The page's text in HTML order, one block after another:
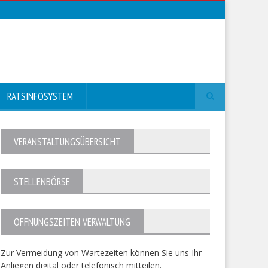
RATSINFOSYSTEM
VERANSTALTUNGSÜBERSICHT
STELLENBÖRSE
ÖFFNUNGSZEITEN VERWALTUNG
Zur Vermeidung von Wartezeiten können Sie uns Ihr
Anliegen digital oder telefonisch mitteilen.